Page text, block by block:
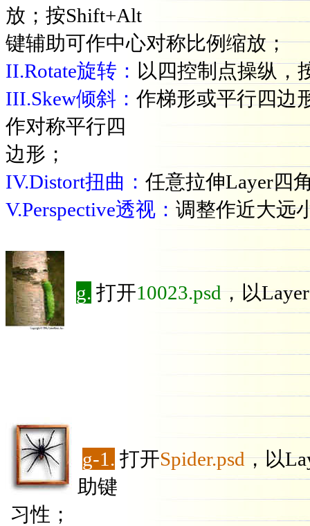
放；按Shift+Alt
键辅助可作中心对称比例缩放；
II.Rotate旋转： 以四控制点操纵，
III.Skew倾斜： 作梯形或平行四边
作对称平行四
边形；
IV.Distort扭曲： 任意拉伸Layer四
V.Perspective透视： 调整作近大远
g. 打开10023.psd ，以
g-1. 打开Spider.psd，以
助键
习性；